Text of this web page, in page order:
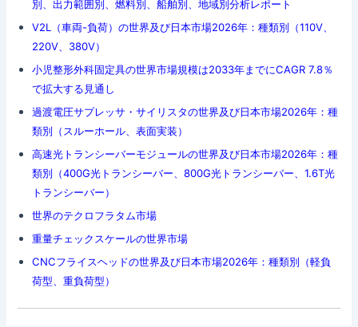
別、出力範囲別、燃料別、船舶別、地域別分析レポート
V2L（車両-負荷）の世界及び日本市場2026年：種類別（110V、
220V、380V）
小児整形外科固定具の世界市場規模は2033年までにCAGR 7.8％
で拡大する見通し
過渡電圧サプレッサ・サイリスタの世界及び日本市場2026年：種
類別（スルーホール、表面実装）
高速光トランシーバーモジュールの世界及び日本市場2026年：種
類別（400G光トランシーバー、800G光トランシーバー、1.6T光
トランシーバー）
世界のテクロフラタム市場
重量チェックスケールの世界市場
CNCフライスヘッドの世界及び日本市場2026年：種類別（軽負
荷型、重負荷型）